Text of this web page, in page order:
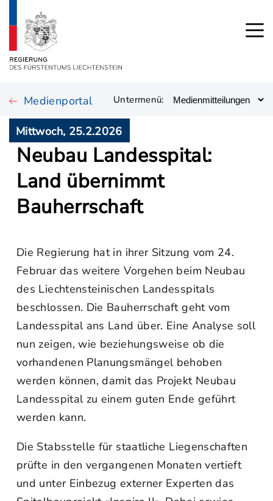
Medienportal Untermenü:
Mittwoch, 25.2.2026
Neubau Landesspital:
Land übernimmt
Bauherrschaft
Die Regierung hat in ihrer Sitzung vom 24.
Februar das weitere Vorgehen beim Neubau
des Liechtensteinischen Landesspitals
beschlossen. Die Bauherrschaft geht vom
Landesspital ans Land über. Eine Analyse soll
nun zeigen, wie beziehungsweise ob die
vorhandenen Planungsmängel behoben
werden können, damit das Projekt Neubau
Landesspital zu einem guten Ende geführt
werden kann.
Die Stabsstelle für staatliche Liegenschaften
prüfte in den vergangenen Monaten vertieft
und unter Einbezug externer Experten das